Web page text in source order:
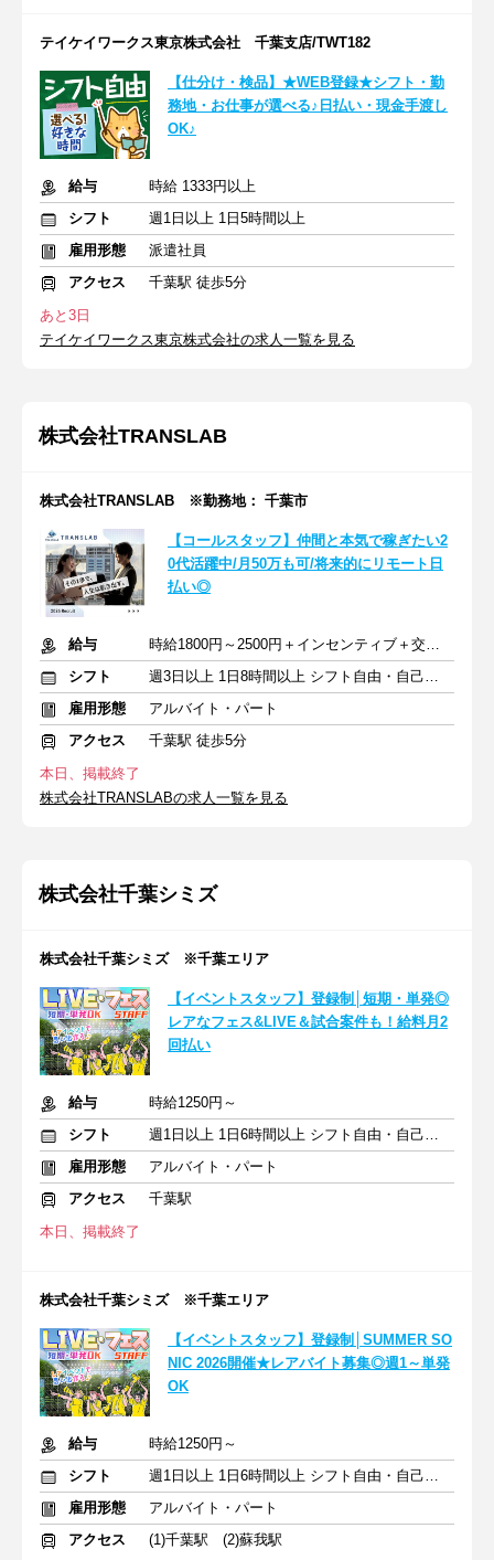
テイケイワークス東京株式会社 千葉支店/TWT182
【仕分け・検品】★WEB登録★シフト・勤
務地・お仕事が選べる♪日払い・現金手渡し
OK♪
給与
時給 1333円以上
シフト
週1日以上 1日5時間以上
雇用形態
派遣社員
アクセス
千葉駅 徒歩5分
あと3日
テイケイワークス東京株式会社の求人一覧を見る
株式会社TRANSLAB
株式会社TRANSLAB ※勤務地： 千葉市
【コールスタッフ】仲間と本気で稼ぎたい2
0代活躍中/月50万も可/将来的にリモート日
払い◎
給与
時給1800円～2500円＋インセンティブ＋交通費全額支給
シフト
週3日以上 1日8時間以上 シフト自由・自己申告
雇用形態
アルバイト・パート
アクセス
千葉駅 徒歩5分
本日、掲載終了
株式会社TRANSLABの求人一覧を見る
株式会社千葉シミズ
株式会社千葉シミズ ※千葉エリア
【イベントスタッフ】登録制│短期・単発◎
レアなフェス&LIVE＆試合案件も！給料月2
回払い
給与
時給1250円～
シフト
週1日以上 1日6時間以上 シフト自由・自己申告
雇用形態
アルバイト・パート
アクセス
千葉駅
本日、掲載終了
株式会社千葉シミズ ※千葉エリア
【イベントスタッフ】登録制│SUMMER SO
NIC 2026開催★レアバイト募集◎週1～単発
OK
給与
時給1250円～
シフト
週1日以上 1日6時間以上 シフト自由・自己申告
雇用形態
アルバイト・パート
アクセス
(1)千葉駅 (2)蘇我駅